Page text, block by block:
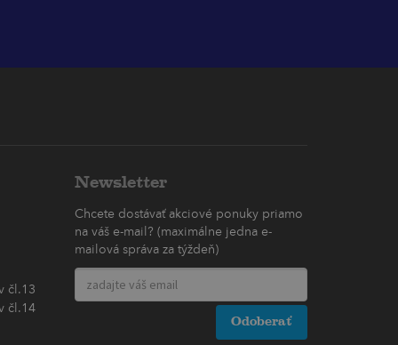
čl.13
čl.14
Newsletter
Chcete dostávať akciové ponuky priamo
na váš e-mail? (maximálne jedna e-
mailová správa za týždeň)
Odoberať